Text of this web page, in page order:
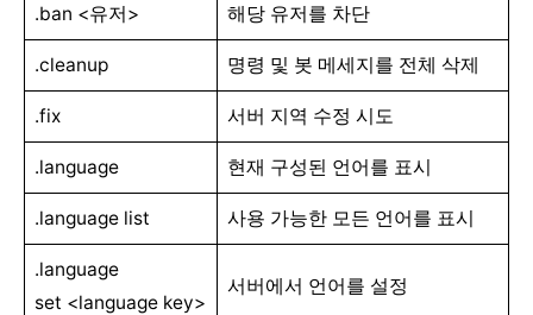
.ban <유저> 해당 유저를 차단
.cleanup 명령 및 봇 메세지를 전체 삭제
.fix 서버 지역 수정 시도
.language 현재 구성된 언어를 표시
.language list 사용 가능한 모든 언어를 표시
.language
set <language key>
서버에서 언어를 설정